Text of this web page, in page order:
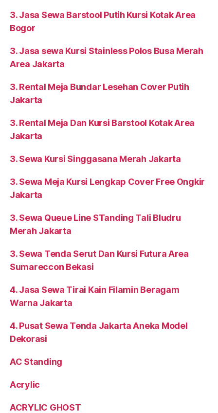
3. Jasa Sewa Barstool Putih Kursi Kotak Area
Bogor
3. Jasa sewa Kursi Stainless Polos Busa Merah
Area Jakarta
3. Rental Meja Bundar Lesehan Cover Putih
Jakarta
3. Rental Meja Dan Kursi Barstool Kotak Area
Jakarta
3. Sewa Kursi Singgasana Merah Jakarta
3. Sewa Meja Kursi Lengkap Cover Free Ongkir
Jakarta
3. Sewa Queue Line STanding Tali Bludru
Merah Jakarta
3. Sewa Tenda Serut Dan Kursi Futura Area
Sumareccon Bekasi
4. Jasa Sewa Tirai Kain Filamin Beragam
Warna Jakarta
4. Pusat Sewa Tenda Jakarta Aneka Model
Dekorasi
AC Standing
Acrylic
ACRYLIC GHOST